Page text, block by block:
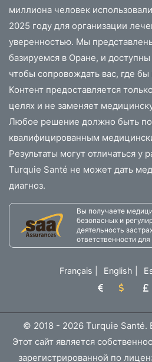
миллиона человек
2025 году для организации
уверенностью. Мы
базируемся в Оране, и
чтобы сопровождать вас, где
Контент предоставляется
целях и не заменяет
Любое решение должно быть
квалифицированным
Результаты могут отличаться у
Turquie Santé не может дать
диагноз.
Вы получаете
безопасных и
деятельность
ответственности
Français English
© 2018 - 2026 Turquie Santé.
Этот сайт является
зарегистрированной по